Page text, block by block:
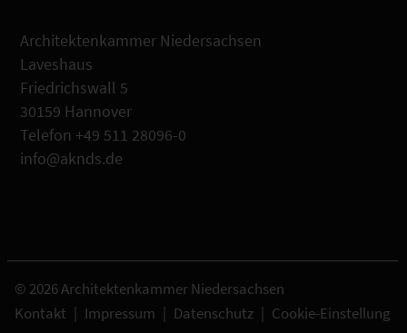
Architektenkammer Niedersachsen
Laveshaus
Friedrichswall 5
30159 Hannover
Telefon +49 511 28096-0
info@aknds.de
© 2026 Architektenkammer Niedersachsen
Kontakt | Impressum | Datenschutz | Cookie-Einstellung